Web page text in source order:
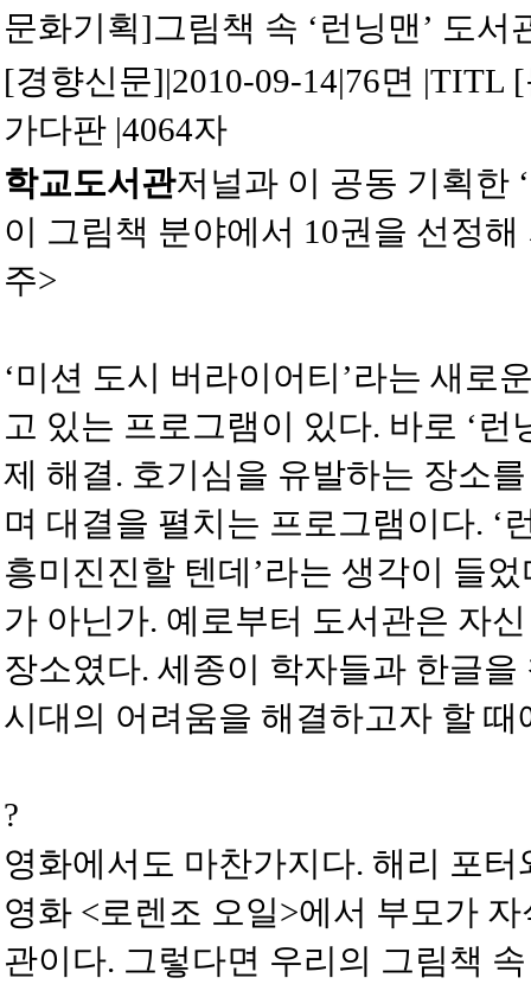
문화기획]그림책 속 ‘런닝맨’ 도서
[경향신문]|2010-09-14|76면 |TITL [
가다판 |4064자
학교도서관저널과 이 공동 기획한
이 그림책 분야에서 10권을 선정
주>
‘미션 도시 버라이어티’라는 새로
고 있는 프로그램이 있다. 바로 ‘
제 해결. 호기심을 유발하는 장소
며 대결을 펼치는 프로그램이다. ‘
흥미진진할 텐데’라는 생각이 들
가 아닌가. 예로부터 도서관은 자
장소였다. 세종이 학자들과 한글
시대의 어려움을 해결하고자 할 때
?
영화에서도 마찬가지다. 해리 포
영화 <로렌조 오일>에서 부모가
관이다. 그렇다면 우리의 그림책